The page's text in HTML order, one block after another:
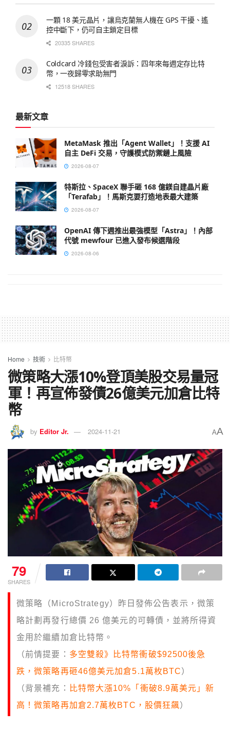
一顆 18 美元晶片，讓烏克蘭無人機在 GPS 干擾、遙
控中斷下，仍可自主鎖定目標
20335 SHARES
Coldcard 冷錢包受害者淚訴：四年來每週定存比特
幣，一夜歸零求助無門
12518 SHARES
最新文章
MetaMask 推出「Agent Wallet」！支援 AI
自主 DeFi 交易，守護模式防禦鏈上風險
2026-08-07
特斯拉、SpaceX 聯手砸 168 億鎂自建晶片廠
「Terafab」！馬斯克要打造地表最大建築
2026-08-07
OpenAI 傳下週推出最強模型「Astra」！內部
代號 mewfour 已進入發布候選階段
2026-08-06
Home 技術 比特幣
微策略大漲10%登頂美股交易量冠
軍！再宣佈發債26億美元加倉比特
幣
by Editor Jr. 2024-11-21 AA
79
SHARES
微策略（MicroStrategy）昨日發佈公告表示，微策
略計劃再發行總價 26 億美元的可轉債，並將所得資
金用於繼續加倉比特幣。
（前情提要： 多空雙殺》比特幣衝破$92500後急
跌，微策略再砸46億美元加倉5.1萬枚BTC）
（背景補充：
比特幣大漲10%「衝破8.9萬美元」新
高！微策略再加倉2.7萬枚BTC，股價狂飆）